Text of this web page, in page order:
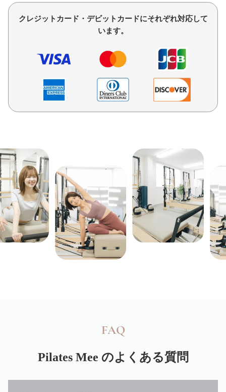
クレジットカード・デビットカードにそれぞれ対応して
います。
FAQ
Pilates Mee のよくある質問